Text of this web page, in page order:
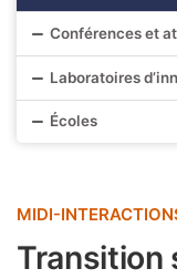
Conférences et
Laboratoires
Écoles
MIDI-
Transition